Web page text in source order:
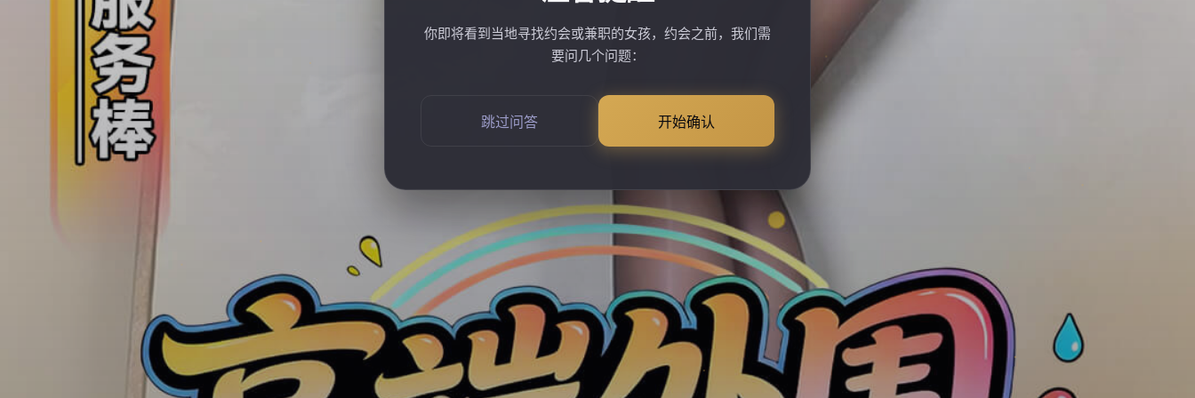
你即将看到当地寻找约会或兼职的女孩，约会之前，我们需
要问几个问题：
跳过问答 开始确认